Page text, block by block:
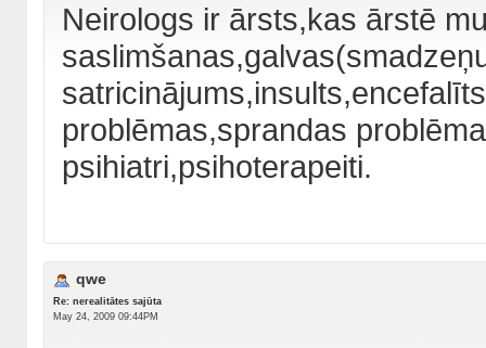
Neirologs ir ārsts,kas ārstē
problēmas,sprandas
psihiatri,psihoterapeiti.
qwe
Re: nerealitātes sajūta
May 24, 2009 09:44PM